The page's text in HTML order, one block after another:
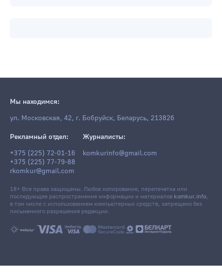
Мы находимся:
ул. Московская, 42, г. Бобруйск, Беларусь, 213826
Рекламный отдел:
+375 (225) 72-01-16
+375 (225) 77-79-88
rkomkur@gmail.com
Журналисты:
komkurinfo@gmail.com
18+ Все права защищены. Любое копирование, перепечатка или
последующее распространение информации и материалов komkur.info,
в том числе с использованием компьютерных средств, запрещено без
письменного разрешения редакции.